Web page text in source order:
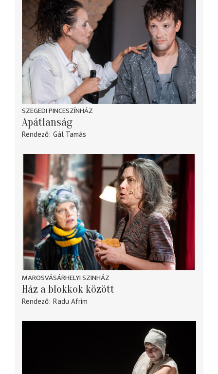
SZEGEDI PINCESZÍNHÁZ
Apátlanság
Rendező Gál Tamás
MAROSVÁSÁRHELYI SZINHÁZ
Ház a blokkok között
Rendező Radu Afrim